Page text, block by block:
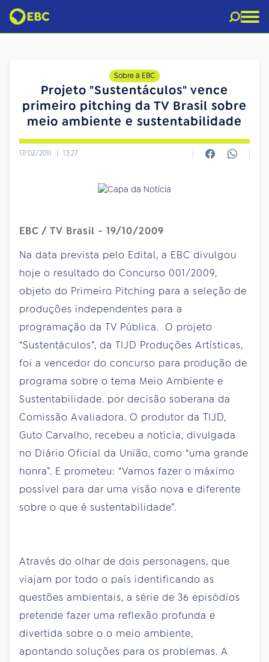
Sobre a EBC
Projeto "Sustentáculos" vence
primeiro pitching da TV Brasil sobre
meio ambiente e sustentabilidade
17/02/2011 | 13:27
EBC / TV Brasil - 19/10/2009
Na data prevista pelo Edital, a EBC divulgou
hoje o resultado do Concurso 001/2009,
objeto do Primeiro Pitching para a seleção de
produções independentes para a
programação da TV Pública. O projeto
“Sustentáculos”, da TIJD Produções Artísticas,
foi a vencedor do concurso para produção de
programa sobre o tema Meio Ambiente e
Sustentabilidade. por decisão soberana da
Comissão Avaliadora. O produtor da TIJD,
Guto Carvalho, recebeu a notícia, divulgada
no Diário Oficial da União, como “uma grande
honra”. E prometeu: “Vamos fazer o máximo
possível para dar uma visão nova e diferente
sobre o que é sustentabilidade”.
Através do olhar de dois personagens, que
viajam por todo o país identificando as
questões ambientais, a série de 36 episódios
pretende fazer uma reflexão profunda e
divertida sobre o o meio ambiente,
apontando soluções para os problemas. A